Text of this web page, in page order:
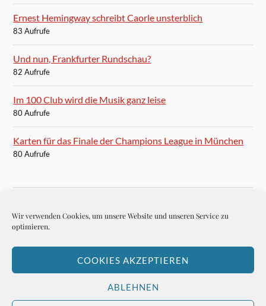
Wir verwenden Cookies, um unsere Website und unseren Service zu
optimieren.
COOKIES AKZEPTIEREN
ABLEHNEN
Ernest Hemingway schreibt Caorle unsterblich
83 Aufrufe
Und nun, Frankfurter Rundschau?
82 Aufrufe
Im 100 Club wird die Musik ganz leise
80 Aufrufe
Karten für das Finale der Champions League in München
80 Aufrufe
BLOGROLL
Autoren-Brief
Hemingways Welt